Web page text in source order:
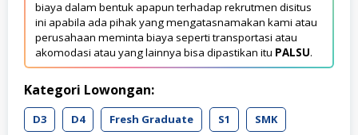
biaya dalam bentuk apapun terhadap rekrutmen disitus
ini apabila ada pihak yang mengatasnamakan kami atau
perusahaan meminta biaya seperti transportasi atau
akomodasi atau yang lainnya bisa dipastikan itu PALSU.
Kategori Lowongan:
D3 D4 Fresh Graduate S1 SMK